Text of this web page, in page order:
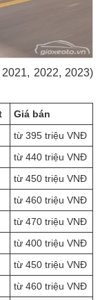
2022, 2023)
Giá bán
từ 395 triệu VNĐ
từ 440 triệu VNĐ
từ 450 triệu VNĐ
từ 460 triệu VNĐ
từ 470 triệu VNĐ
từ 400 triệu VNĐ
từ 450 triệu VNĐ
từ 460 triệu VNĐ